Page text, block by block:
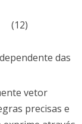
das
vetor
precisas e